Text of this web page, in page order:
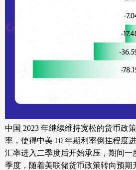
中国 2023 年继续维持宽松的货币政
率，使得中美 10 年期利率倒挂程度进
汇率进入二季度后开始承压，期间一
季度，随着美联储货币政策转向预期